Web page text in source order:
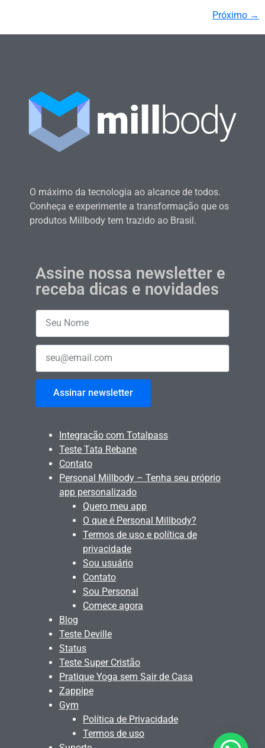
Próximo →
O máximo da tecnologia ao alcance de todos.
Conheça e experimente a transformação que os
produtos Millbody tem trazido ao Brasil.
Assine nossa newsletter e
receba dicas e novidades
Assinar newsletter
Integração com Totalpass
Teste Tata Rebane
Contato
Personal Millbody – Tenha seu próprio
app personalizado
Quero meu app
O que é Personal Millbody?
Termos de uso e política de
privacidade
Sou usuário
Contato
Sou Personal
Comece agora
Blog
Teste Deville
Status
Teste Super Cristão
Pratique Yoga sem Sair de Casa
Zappipe
Gym
Política de Privacidade
Termos de uso